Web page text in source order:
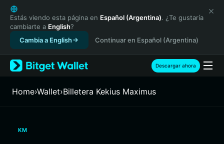
English
日本語
Tiếng Việt
Русский
Español (Latinoamérica)
Türkçe
Français
繁體中文
Estás viendo esta página en Español (Argentina). ¿Te gustaría
cambiarte a English?
Cambia a English
Continuar en Español (Argentina)
Descargar ahora
Home›Wallet›Billetera Kekius Maximus
KM